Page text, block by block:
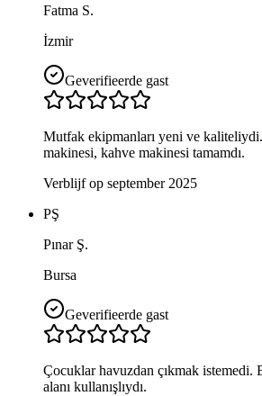
Fatma S.
İzmir
Geverifieerde gast
Mutfak ekipmanları yeni ve kaliteliydi.
makinesi, kahve makinesi tamamdı.
Verblijf op september 2025
PŞ
Pınar Ş.
Bursa
Geverifieerde gast
Çocuklar havuzdan çıkmak istemedi.
alanı kullanışlıydı.